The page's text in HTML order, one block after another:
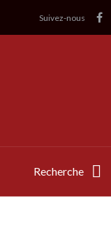
Suivez-nous
Recherche